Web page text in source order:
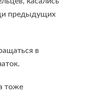
предыдущих
в
тоже